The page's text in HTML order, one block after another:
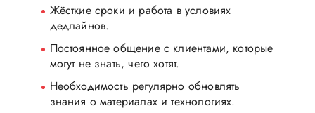
Жёсткие сроки и работа в условиях
дедлайнов.
Постоянное общение с клиентами, которые
могут не знать, чего хотят.
Необходимость регулярно обновлять
знания о материалах и технологиях.